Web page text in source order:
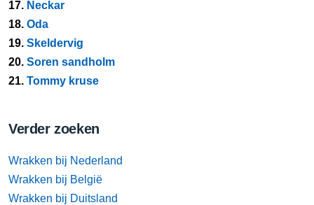
17. Neckar
18. Oda
19. Skeldervig
20. Soren sandholm
21. Tommy kruse
Verder zoeken
Wrakken bij Nederland
Wrakken bij België
Wrakken bij Duitsland